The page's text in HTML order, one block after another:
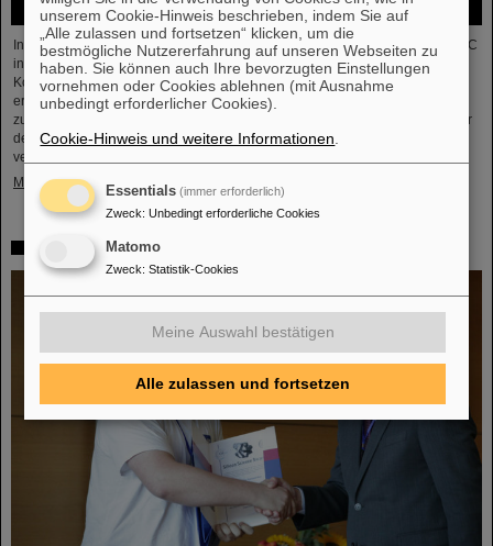
In der vor Kurzem abgeschlossenen ersten Schwerionenbetriebszeit des LHC
in fünf Jahren war es Zeit für Blei-Ionen beschleunigt zu werden und
Kollisionen für die Experimente zu liefern. Die Kerne kollidierten bei einer
erhöhten Energie von 5,36 TeV pro Nukleonpaar (verglichen mit 5,02 TeV
zuvor) mit einer Rate von bis zu 50 kHz – mehr als eine Größenordnung über
der bisher erreichten. Die Arbeiten beinhalteten den Neustart des
verbesserten ALICE-Experiments, das erfolgreich Daten nehmen konnte.
Mehr »
„Silicon Science Award“ für CBM-Doktorarbeit
unserem Cookie-Hinweis beschrieben, indem Sie auf
„Alle zulassen und fortsetzen“ klicken, um die
bestmögliche Nutzererfahrung auf unseren Webseiten zu
haben. Sie können auch Ihre bevorzugten Einstellungen
vornehmen oder Cookies ablehnen (mit Ausnahme
unbedingt erforderlicher Cookies).
Cookie-Hinweis und weitere Informationen
Essentials (immer erforderlich)
Zweck: Unbedingt erforderliche Cookies
Matomo
Zweck: Statistik-Cookies
Meine Auswahl bestätigen
Alle zulassen und fortsetzen